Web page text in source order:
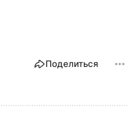
Поделиться